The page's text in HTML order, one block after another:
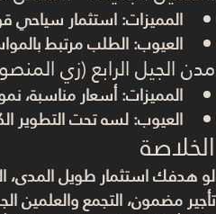
المميزات: استثمار سياحي
العيوب: الطلب مرتبط
مدن الجيل الرابع (زي
المميزات: أسعار مناسبة،
العيوب: لسه تحت التطوير
الخلاصة
لو هدفك استثمار طويل المدى،
تأجير مضمون، التجمع